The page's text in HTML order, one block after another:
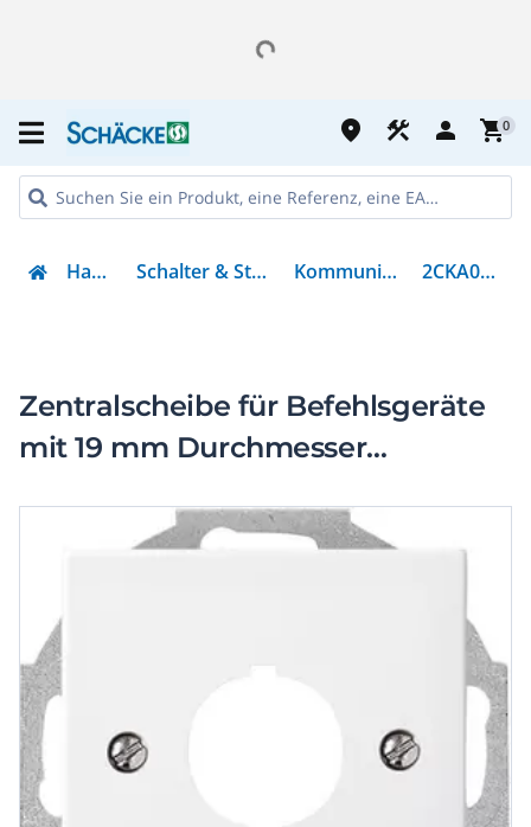
place construction person shopping_cart0
Haustechnik Schalter & Steckvorrichtungen Kommunikationstechnik 2CKA001724A4343
Zentralscheibe für Befehlsgeräte
mit 19 mm Durchmesser